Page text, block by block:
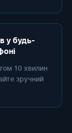
у будь-
10 хвилин
зручний